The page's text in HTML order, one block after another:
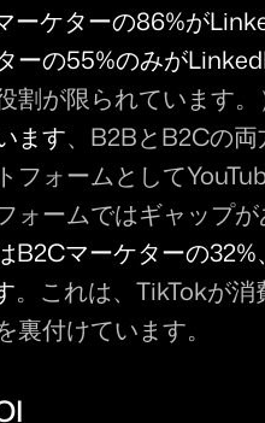
ーケターの86%が
ーの55%のみが
割が限られています
ます、B2BとB2Cの
フォームとして
ォームではギャップ
B2Cマーケターの
。これは、TikTokが
裏付けています。